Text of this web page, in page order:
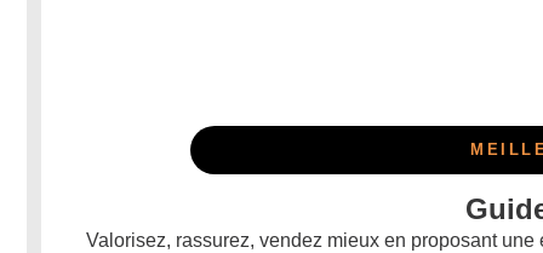
Valorisez, rassurez, vendez mieux en proposant